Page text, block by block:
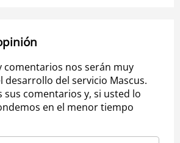
comentarios nos serán muy
desarrollo del servicio Mascus.
sus comentarios y, si usted lo
en el menor tiempo